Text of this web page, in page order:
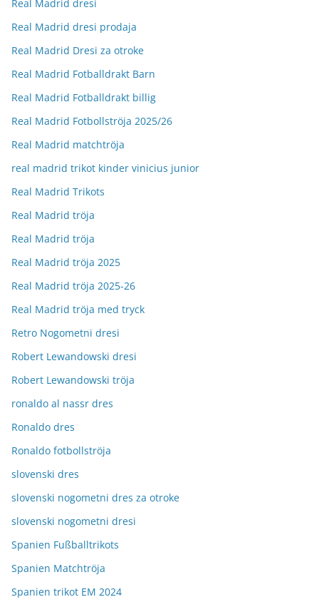
Real Madrid dresi
Real Madrid dresi prodaja
Real Madrid Dresi za otroke
Real Madrid Fotballdrakt Barn
Real Madrid Fotballdrakt billig
Real Madrid Fotbollströja 2025/26
Real Madrid matchtröja
real madrid trikot kinder vinicius junior
Real Madrid Trikots
Real Madrid tröja
Real Madrid tröja
Real Madrid tröja 2025
Real Madrid tröja 2025-26
Real Madrid tröja med tryck
Retro Nogometni dresi
Robert Lewandowski dresi
Robert Lewandowski tröja
ronaldo al nassr dres
Ronaldo dres
Ronaldo fotbollströja
slovenski dres
slovenski nogometni dres za otroke
slovenski nogometni dresi
Spanien Fußballtrikots
Spanien Matchtröja
Spanien trikot EM 2024